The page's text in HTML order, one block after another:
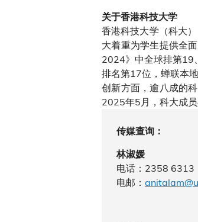
关于香港科技大学
香港科技大学（科大）
大着重为学生提供全
2024》中全球排第19
排名第17位，蝉联本
创新方面，逾八成的
2025年5月，科大成
传媒查询：
林淑媛
电话：2358 6313
电邮：